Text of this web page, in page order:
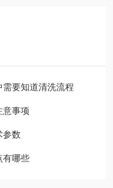
要知道清洗流程
意事项
参数
有哪些